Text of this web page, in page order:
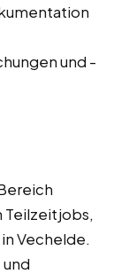
und -
Teilzeitjobs,
Vechelde.